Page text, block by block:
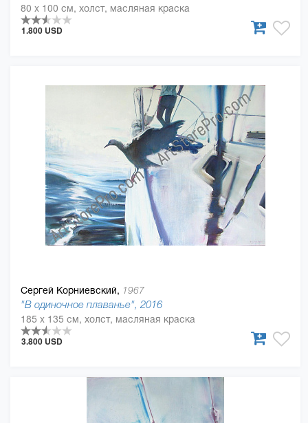
80 x 100 см, холст, масляная краска
1.800 USD
Сергей Корниевский, 1967
"В одиночное плаванье", 2016
185 x 135 см, холст, масляная краска
3.800 USD